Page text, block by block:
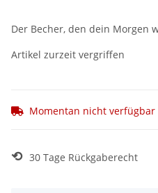
Der Becher, den dein Morgen
Artikel zurzeit vergriffen
Momentan nicht verfügbar
⟲ 30 Tage Rückgaberecht